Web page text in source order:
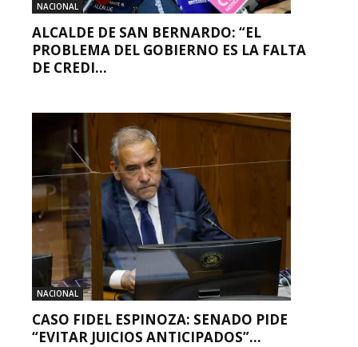
NACIONAL
ALCALDE DE SAN BERNARDO: “EL
PROBLEMA DEL GOBIERNO ES LA FALTA
DE CREDI...
NACIONAL
CASO FIDEL ESPINOZA: SENADO PIDE
“EVITAR JUICIOS ANTICIPADOS”...